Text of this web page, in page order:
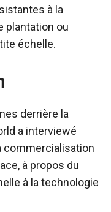
à la
plantation ou
échelle.
derrière la
a interviewé
commercialisation
à propos du
à la technologie